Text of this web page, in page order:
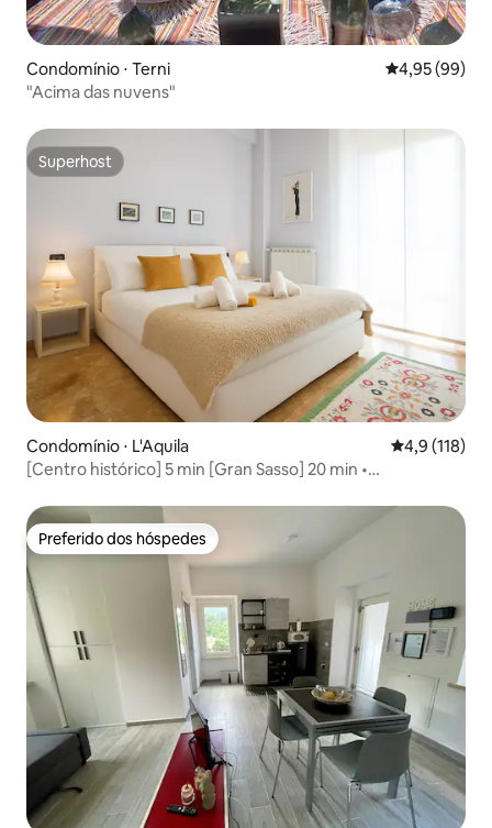
Condomínio ⋅ Terni 4,95 de uma
4,95 (99)
"Acima das nuvens"
Superhost
Superhost
Condomínio ⋅ L'Aquila 4,9 de uma
4,9 (118)
[Centro histórico] 5 min [Gran Sasso] 20 min •
Preferido dos hóspedes
Preferido dos hóspedes